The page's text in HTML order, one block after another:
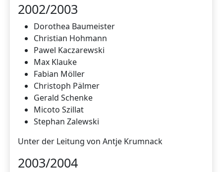
2002/2003
Dorothea Baumeister
Christian Hohmann
Pawel Kaczarewski
Max Klauke
Fabian Möller
Christoph Pälmer
Gerald Schenke
Micoto Szillat
Stephan Zalewski
Unter der Leitung von Antje Krumnack
2003/2004